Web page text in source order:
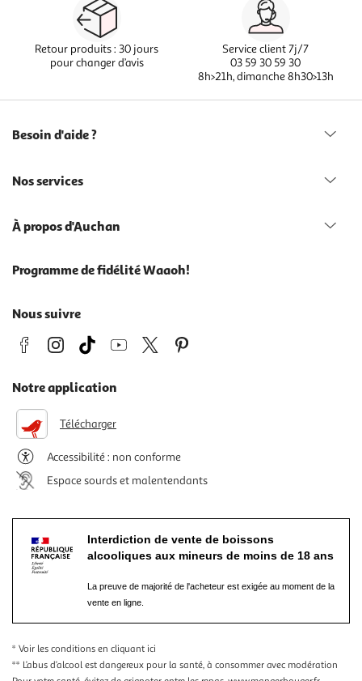
Retour produits : 30 jours
pour changer d’avis
Service client 7j/7
03 59 30 59 30
8h>21h, dimanche 8h30>13h
Besoin d'aide ?
Nos services
À propos d'Auchan
Programme de fidélité Waaoh!
Nous suivre
Notre application
Télécharger
Accessibilité : non conforme
Espace sourds et malentendants
Interdiction de vente de boissons
alcooliques aux mineurs de moins de 18 ans
La preuve de majorité de l'acheteur est exigée au moment de la
vente en ligne.
* Voir les conditions en cliquant ici
** L’abus d’alcool est dangereux pour la santé, à consommer avec modération